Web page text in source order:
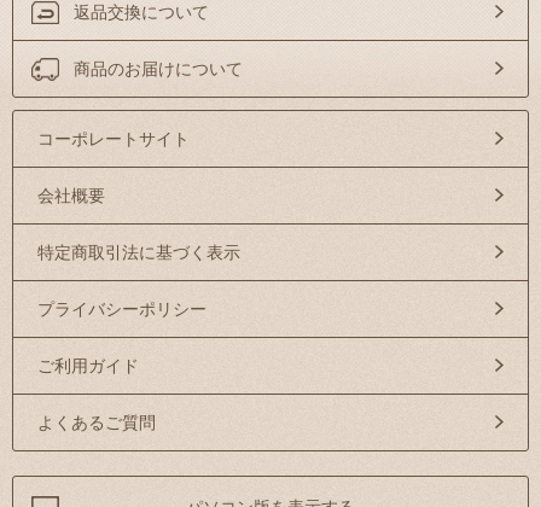
返品交換について
商品のお届けについて
コーポレートサイト
会社概要
特定商取引法に基づく表示
プライバシーポリシー
ご利用ガイド
よくあるご質問